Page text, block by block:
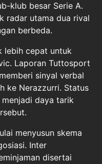
klub besar Serie A.
radar utama dua rival
berbeda.
lebih cepat untuk
Laporan Tuttosport
sinyal verbal
ke Nerazzurri. Status
daya tarik
menyusun skema
Inter
disertai